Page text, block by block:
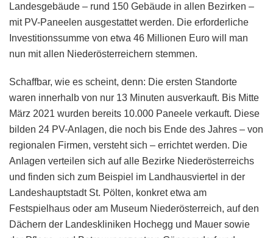
Landesgebäude – rund 150 Gebäude in allen Bezirken –
mit PV-Paneelen ausgestattet werden. Die erforderliche
Investitionssumme von etwa 46 Millionen Euro will man
nun mit allen Niederösterreichern stemmen.
Schaffbar, wie es scheint, denn: Die ersten Standorte
waren innerhalb von nur 13 Minuten ausverkauft. Bis Mitte
März 2021 wurden bereits 10.000 Paneele verkauft. Diese
bilden 24 PV-Anlagen, die noch bis Ende des Jahres – von
regionalen Firmen, versteht sich – errichtet werden. Die
Anlagen verteilen sich auf alle Bezirke Niederösterreichs
und finden sich zum Beispiel im Landhausviertel in der
Landeshauptstadt St. Pölten, konkret etwa am
Festspielhaus oder am Museum Niederösterreich, auf den
Dächern der Landeskliniken Hochegg und Mauer sowie